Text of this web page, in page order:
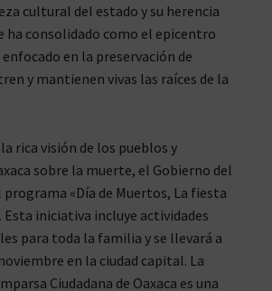
cultural del estado y su herencia
ha consolidado como el epicentro
en la preservación de
y mantienen vivas las raíces de la
rica visión de los pueblos y
sobre la muerte, el Gobierno del
«Día de Muertos, La fiesta
Esta iniciativa incluye actividades
para toda la familia y se llevará a
en la ciudad capital. La
Ciudadana de Oaxaca es una